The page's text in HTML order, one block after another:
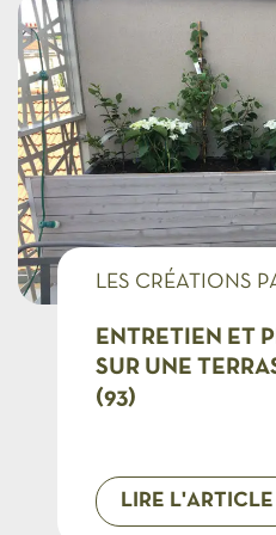
ENTRETIEN ET
SUR UNE
(93)
LES CRÉATIONS
LIRE L'ARTICLE